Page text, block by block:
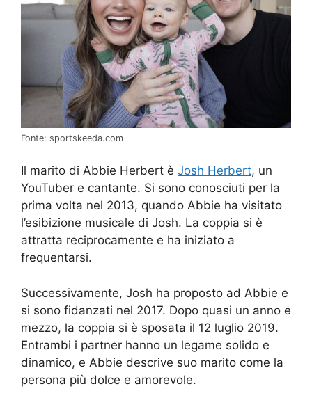
Fonte: sportskeeda.com
Il marito di Abbie Herbert è Josh Herbert, un
YouTuber e cantante. Si sono conosciuti per la
prima volta nel 2013, quando Abbie ha visitato
l’esibizione musicale di Josh. La coppia si è
attratta reciprocamente e ha iniziato a
frequentarsi.
Successivamente, Josh ha proposto ad Abbie e
si sono fidanzati nel 2017. Dopo quasi un anno e
mezzo, la coppia si è sposata il 12 luglio 2019.
Entrambi i partner hanno un legame solido e
dinamico, e Abbie descrive suo marito come la
persona più dolce e amorevole.